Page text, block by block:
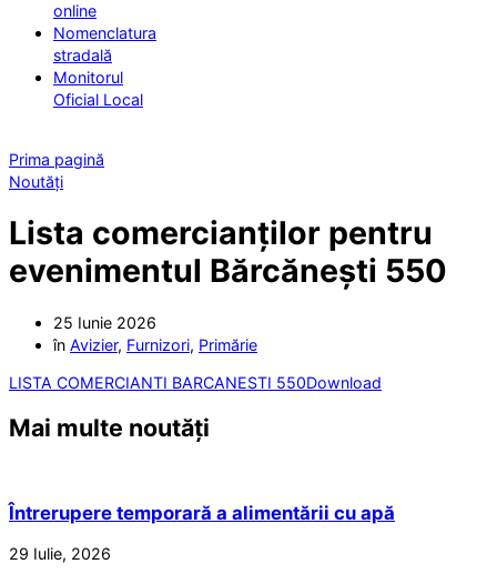
online
Nomenclatura
stradală
Monitorul
Oficial Local
Prima pagină
Noutăți
Lista comercianților pentru
evenimentul Bărcănești 550
25 Iunie 2026
în Avizier, Furnizori, Primărie
LISTA COMERCIANTI BARCANESTI 550Download
Mai multe noutăți
Întrerupere temporară a alimentării cu apă
29 Iulie, 2026